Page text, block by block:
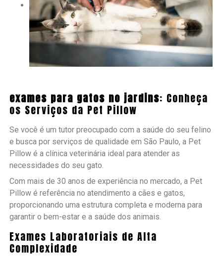
exames para gatos no jardins: Conheça
os Serviços da Pet Pillow
Se você é um tutor preocupado com a saúde do seu felino
e busca por serviços de qualidade em São Paulo, a Pet
Pillow é a clínica veterinária ideal para atender as
necessidades do seu gato.
Com mais de 30 anos de experiência no mercado, a Pet
Pillow é referência no atendimento a cães e gatos,
proporcionando uma estrutura completa e moderna para
garantir o bem-estar e a saúde dos animais.
Exames Laboratoriais de Alta
Complexidade